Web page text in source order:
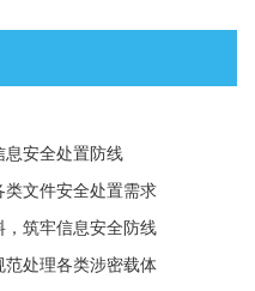
息安全处置防线
文件安全处置需求
，筑牢信息安全防线
处理各类涉密载体